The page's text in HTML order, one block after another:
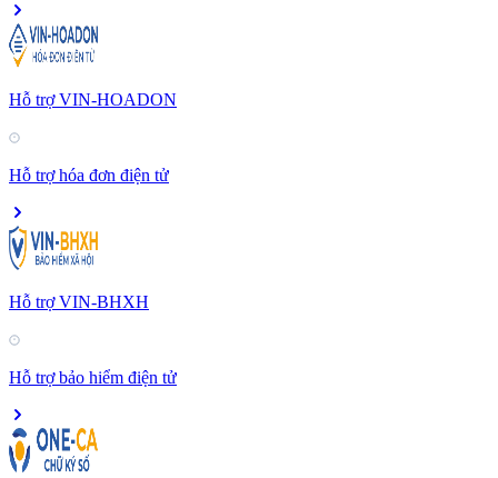
Hỗ trợ VIN-HOADON
Hỗ trợ hóa đơn điện tử
Hỗ trợ VIN-BHXH
Hỗ trợ bảo hiểm điện tử